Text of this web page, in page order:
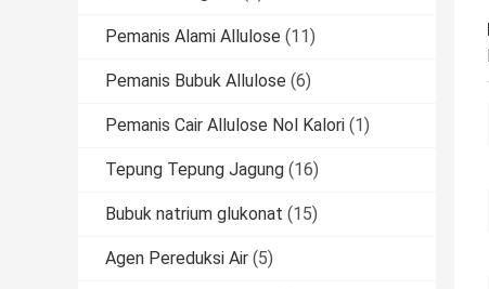
Pemanis Alami Allulose (11)
Pemanis Bubuk Allulose (6)
Pemanis Cair Allulose Nol Kalori (1)
Tepung Tepung Jagung (16)
Bubuk natrium glukonat (15)
Agen Pereduksi Air (5)